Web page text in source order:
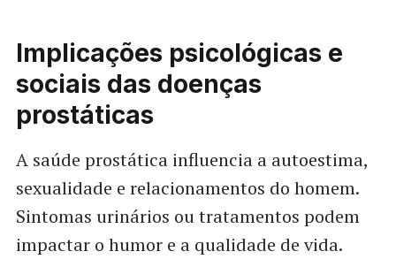
Implicações psicológicas e
sociais das doenças
prostáticas
A saúde prostática influencia a autoestima,
sexualidade e relacionamentos do homem.
Sintomas urinários ou tratamentos podem
impactar o humor e a qualidade de vida.